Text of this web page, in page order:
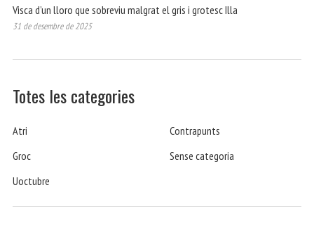
Visca d’un lloro que sobreviu malgrat el gris i grotesc Illa
31 de desembre de 2025
Totes les categories
Atri
Contrapunts
Groc
Sense categoria
Uoctubre